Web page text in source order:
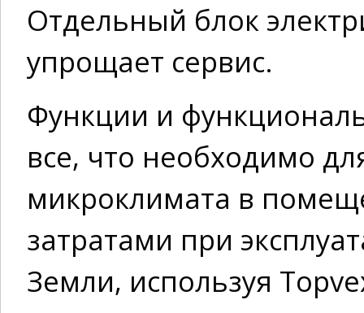
Отдельный блок
упрощает сервис.
Функции и
все, что необходимо
микроклимата в
затратами при
Земли, используя